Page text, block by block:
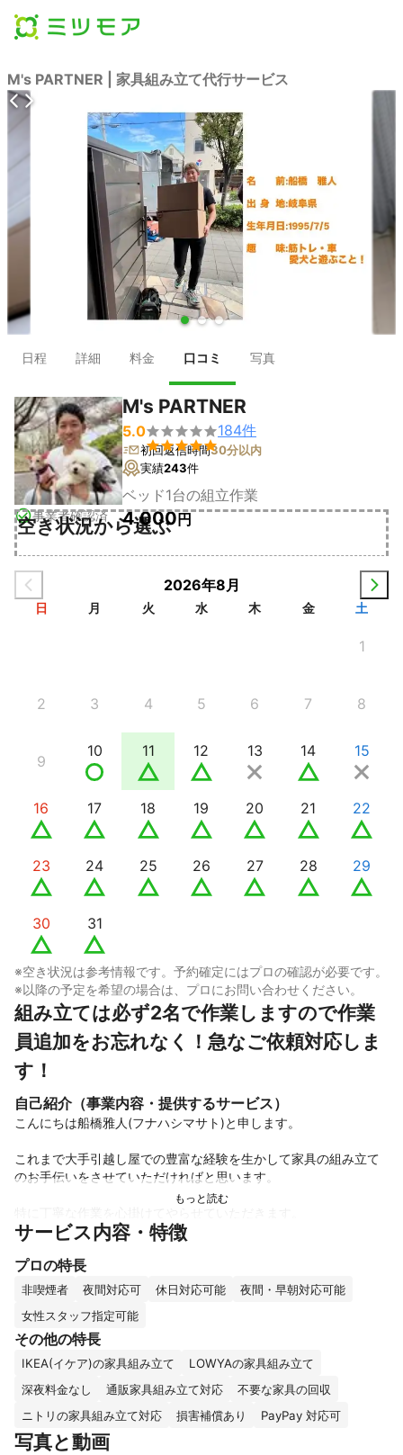
M's PARTNER | 家具組み立て代行サービス
● ● ●
日程 詳細 料金 口コミ 写真
事業者確認済
M's PARTNER
5.0

184件
初回返信時間30分以内
実績243件
ベッド1台の組立作業
4,000円
空き状況から選ぶ
2026年8月
日 月 火 水 木 金 土
1
2 3 4 5 6 7 8
9
10 11 12 13 14 15
16 17 18 19 20 21 22
23 24 25 26 27 28 29
30 31
※空き状況は参考情報です。予約確定にはプロの確認が必要です。
※以降の予定を希望の場合は、プロにお問い合わせください。
組み立ては必ず2名で作業しますので作業
員追加をお忘れなく！急なご依頼対応しま
す！
自己紹介（事業内容・提供するサービス）
こんにちは船橋雅人(フナハシマサト)と申します。
これまで大手引越し屋での豊富な経験を生かして家具の組み立て
のお手伝いをさせていただければと思います。
ので生活でお困りのことなど身近でなにかお困りのことがあれば
ご連絡下さい。
どんな些細なことでもよろしいので気軽にご相談下さい。
●日程、お見積り内容の確認をした上でお支払い法の選択をお願
い致します。
なお、成約後（支払い方法選択後は仕事日3日前からキャンセル料
をいただい
ております。
サービス内容・特徴
プロの特長
非喫煙者 夜間対応可 休日対応可能
夜間・早朝対応可能
女性スタッフ指定可能
その他の特長
IKEA(イケア)の家具組み立て
LOWYAの家具組み立て
深夜料金なし
通販家具組み立て対応
不要な家具の回収
ニトリの家具組み立て対応
損害補償あり PayPay 対応可
写真と動画